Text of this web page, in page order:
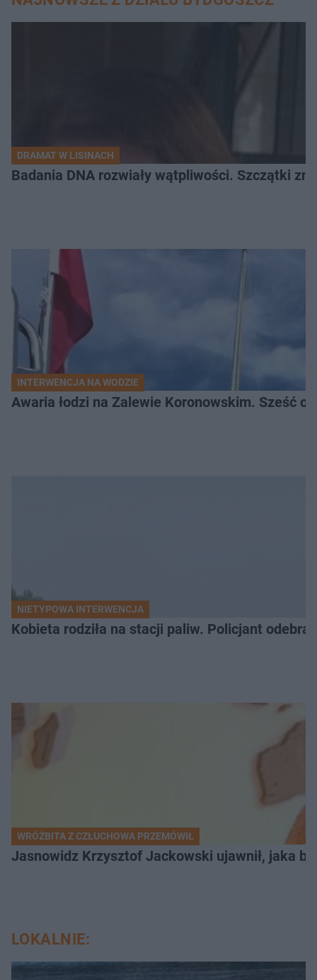
DRAMAT W LISINACH
Badania DNA rozwiały wątpliwości. Szczątki
INTERWENCJA NA WODZIE
Awaria łodzi na Zalewie Koronowskim. Sześć
NIETYPOWA INTERWENCJA
Kobieta rodziła na stacji paliw. Policjant
WRÓŻBITA Z CZŁUCHOWA PRZEMÓWIŁ
Jasnowidz Krzysztof Jackowski ujawnił, jaka
LOKALNIE: